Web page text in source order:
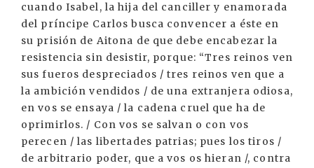
cuando Isabel, la hija del canciller y enamorada
del príncipe Carlos busca convencer a éste en
su prisión de Aitona de que debe encabezar la
resistencia sin desistir, porque: “Tres reinos ven
sus fueros despreciados / tres reinos ven que a
la ambición vendidos / de una extranjera odiosa,
en vos se ensaya / la cadena cruel que ha de
oprimirlos. / Con vos se salvan o con vos
perecen / las libertades patrias; pues los tiros /
de arbitrario poder, que a vos os hieran /, contra